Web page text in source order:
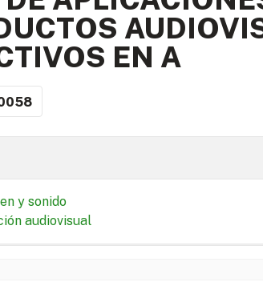
EN A
y sonido
audiovisual